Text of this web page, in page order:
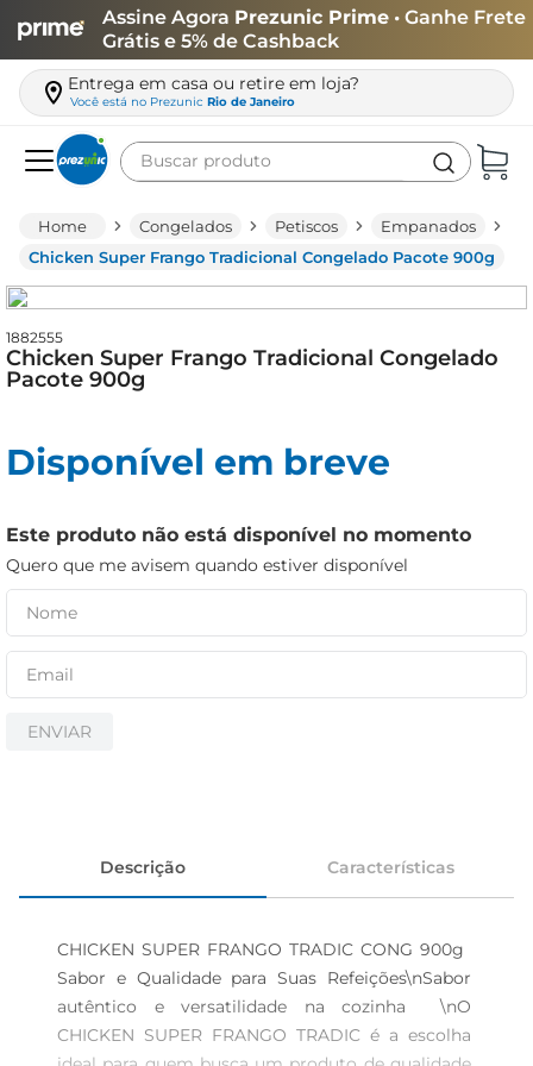
Assine Agora Prezunic Prime • Ganhe Frete
Grátis e 5% de Cashback
Entrega em casa ou retire em loja?
Você está no Prezunic Rio de Janeiro
Buscar produto
Congelados Petiscos
Empanados
Chicken Super Frango Tradicional Congelado Pacote 900g
1882555
Chicken Super Frango Tradicional Congelado
Pacote 900g
Disponível em breve
Este produto não está disponível no momento
Quero que me avisem quando estiver disponível
ENVIAR
Descrição Características
CHICKEN SUPER FRANGO TRADIC CONG 900g
Sabor e Qualidade para Suas Refeições\nSabor
autêntico e versatilidade na cozinha  \nO
CHICKEN SUPER FRANGO TRADIC é a escolha
leite
queijo
azeite
iogurte
papel higiênico
cerveja